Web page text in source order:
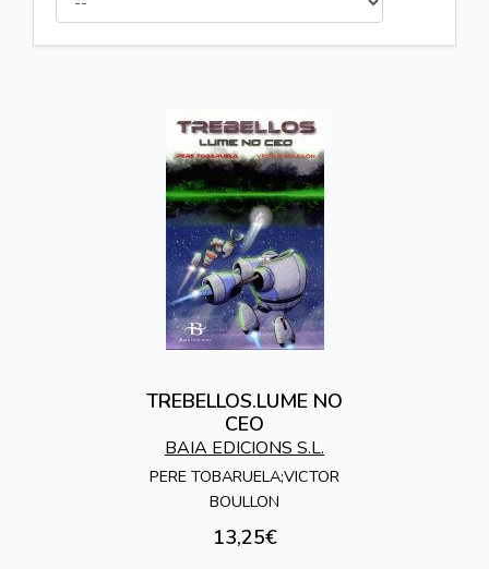
TREBELLOS.LUME NO
CEO
BAIA EDICIONS S.L.
PERE TOBARUELA;VICTOR
BOULLON
13,25€